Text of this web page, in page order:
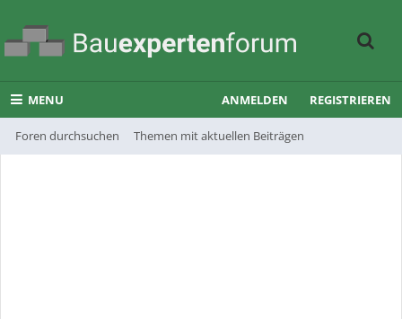
MENU
Foren durchsuchen Themen mit aktuellen Beiträgen
ANMELDEN REGISTRIEREN